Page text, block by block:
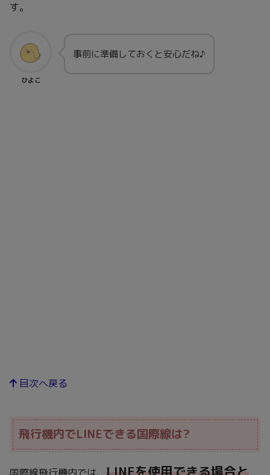
す。
ひよこ
事前に準備しておくと安心だね♪
目次へ戻る
飛行機内でLINEできる国際線は?
国際線飛行機内では、 LINEを使用できる場合と